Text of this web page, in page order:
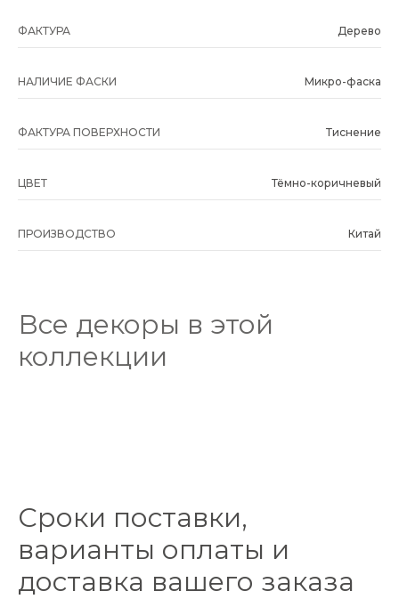
ФАКТУРА Дерево
НАЛИЧИЕ ФАСКИ Микро-фаска
ФАКТУРА ПОВЕРХНОСТИ Тиснение
ЦВЕТ Тёмно-коричневый
ПРОИЗВОДСТВО Китай
Все декоры в этой
коллекции
Сроки поставки,
варианты оплаты и
доставка вашего заказа